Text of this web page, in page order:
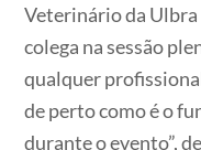
Veterinário da Ulbra
colega na sessão
qualquer
de perto como é o
durante o evento”,